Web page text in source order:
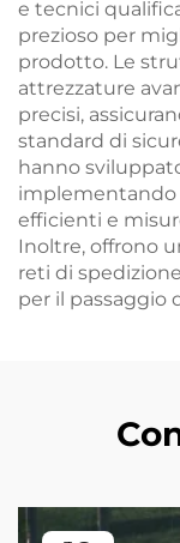
e tecnici
prezioso per
prodotto. Le
attrezzature
precisi,
standard di
hanno
implementando
efficienti e
Inoltre, offrono
reti di
per il passaggio